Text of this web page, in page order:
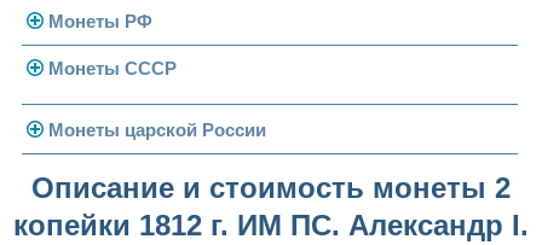
Монеты РФ
Современная Россия
Монеты 1991-1993 гг.
Монеты СССР
Погодовка СССР
Монеты 1958 года
Золотые червонцы
Монеты царской России
Николай II (1894-1917)
Золото
Александр III (1881-1894)
Описание и стоимость монеты 2
копейки 1812 г. ИМ ПС. Александр I.